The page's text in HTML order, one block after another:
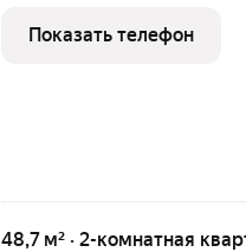
Показать телефон
48,7 м² · 2-комнатная